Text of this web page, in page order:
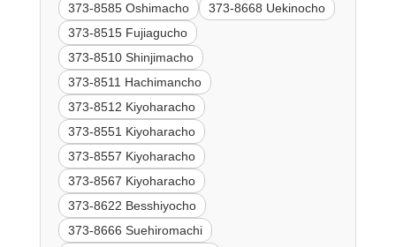
373-8585 Oshimacho
373-8668 Uekinocho
373-8515 Fujiagucho
373-8510 Shinjimacho
373-8511 Hachimancho
373-8512 Kiyoharacho
373-8551 Kiyoharacho
373-8557 Kiyoharacho
373-8567 Kiyoharacho
373-8622 Besshiyocho
373-8666 Suehiromachi